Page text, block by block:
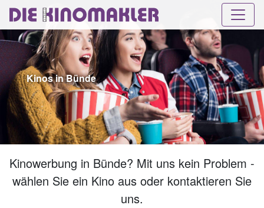
Kinos in Bünde
Kinowerbung in Bünde? Mit uns kein Problem -
wählen Sie ein Kino aus oder kontaktieren Sie
uns.